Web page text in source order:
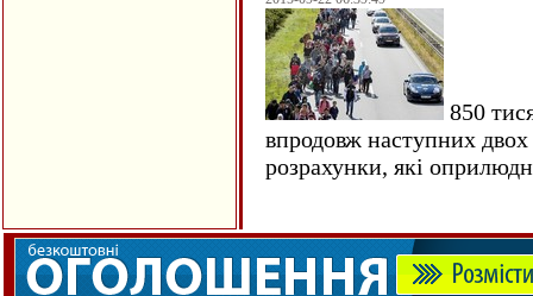
850
впродовж наступних
розрахунки, які